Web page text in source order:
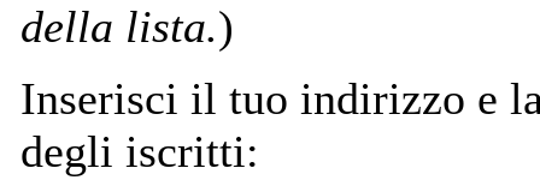
della lista.)
Inserisci il tuo indirizzo e
degli iscritti: